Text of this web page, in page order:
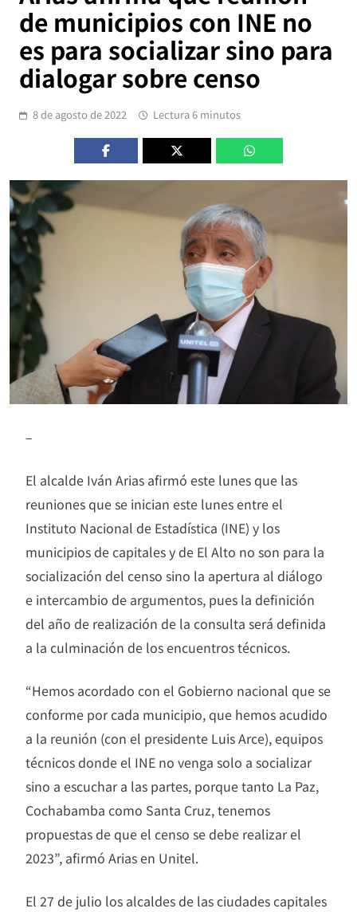
de municipios con INE no
es para socializar sino para
dialogar sobre censo
8 de agosto de 2022 Lectura 6 minutos
–
El alcalde Iván Arias afirmó este lunes que las
reuniones que se inician este lunes entre el
Instituto Nacional de Estadística (INE) y los
municipios de capitales y de El Alto no son para la
socialización del censo sino la apertura al diálogo
e intercambio de argumentos, pues la definición
del año de realización de la consulta será definida
a la culminación de los encuentros técnicos.
“Hemos acordado con el Gobierno nacional que se
conforme por cada municipio, que hemos acudido
a la reunión (con el presidente Luis Arce), equipos
técnicos donde el INE no venga solo a socializar
sino a escuchar a las partes, porque tanto La Paz,
Cochabamba como Santa Cruz, tenemos
propuestas de que el censo se debe realizar el
2023”, afirmó Arias en Unitel.
El 27 de julio los alcaldes de las ciudades capitales